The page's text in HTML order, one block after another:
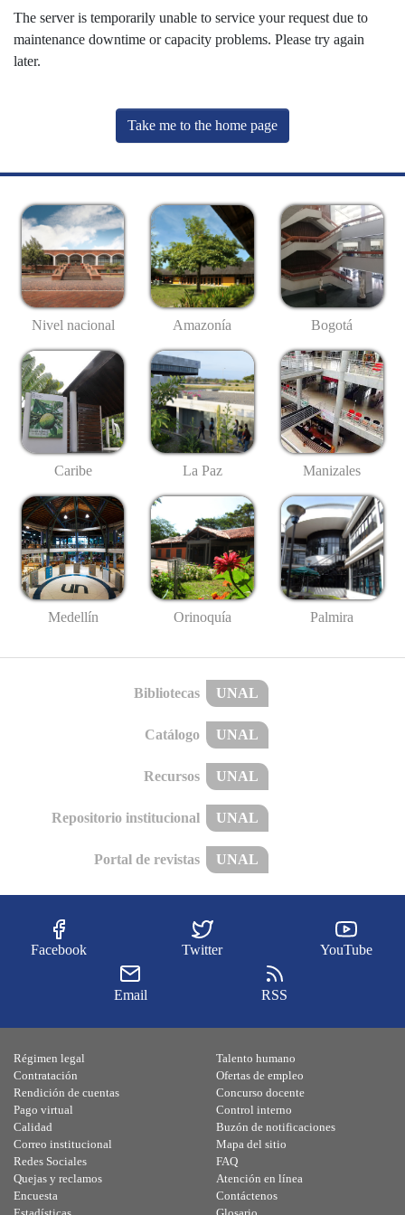
The server is temporarily unable to service your request due to
maintenance downtime or capacity problems. Please try again
later.
Take me to the home page
Nivel nacional Amazonía Bogotá
Caribe La Paz Manizales
Medellín Orinoquía Palmira
Bibliotecas UNAL
Catálogo UNAL
Recursos UNAL
Repositorio institucional UNAL
Portal de revistas UNAL
Facebook Twitter YouTube
Email RSS
Régimen legal
Contratación
Rendición de cuentas
Pago virtual
Calidad
Talento humano
Ofertas de empleo
Concurso docente
Control interno
Buzón de notificaciones
Correo institucional
Redes Sociales
Quejas y reclamos
Encuesta
Mapa del sitio
FAQ
Atención en línea
Contáctenos